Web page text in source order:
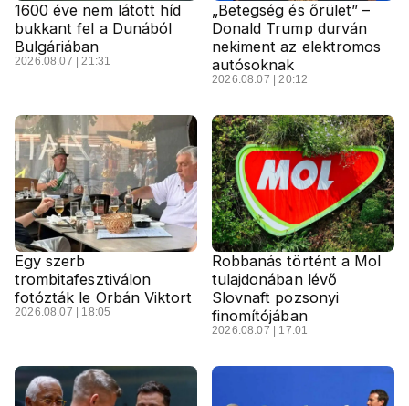
1600 éve nem látott híd
bukkant fel a Dunából
Bulgáriában
2026.08.07 | 21:31
„Betegség és őrület” –
Donald Trump durván
nekiment az elektromos
autósoknak
2026.08.07 | 20:12
Egy szerb
trombitafesztiválon
fotózták le Orbán Viktort
2026.08.07 | 18:05
Robbanás történt a Mol
tulajdonában lévő
Slovnaft pozsonyi
finomítójában
2026.08.07 | 17:01